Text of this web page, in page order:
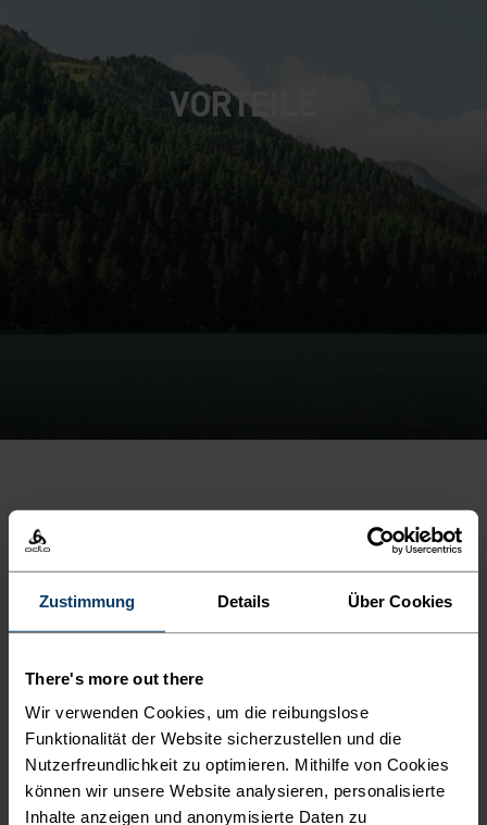
Zustimmung Details Über Cookies
There's more out there
Wir verwenden Cookies, um die reibungslose
Funktionalität der Website sicherzustellen und die
Nutzerfreundlichkeit zu optimieren. Mithilfe von Cookies
können wir unsere Website analysieren, personalisierte
Inhalte anzeigen und anonymisierte Daten zu
VORTEILE
Work / Life Balance
Freizeit geniessen und ausgeglichen bleiben.
Globale Auswirkung
Treibe mit uns den Wandel voran.
Nachhaltigkeit